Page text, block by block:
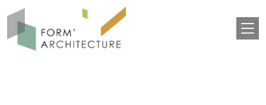
Aller au contenu principal
Panneau de gestion des cookies